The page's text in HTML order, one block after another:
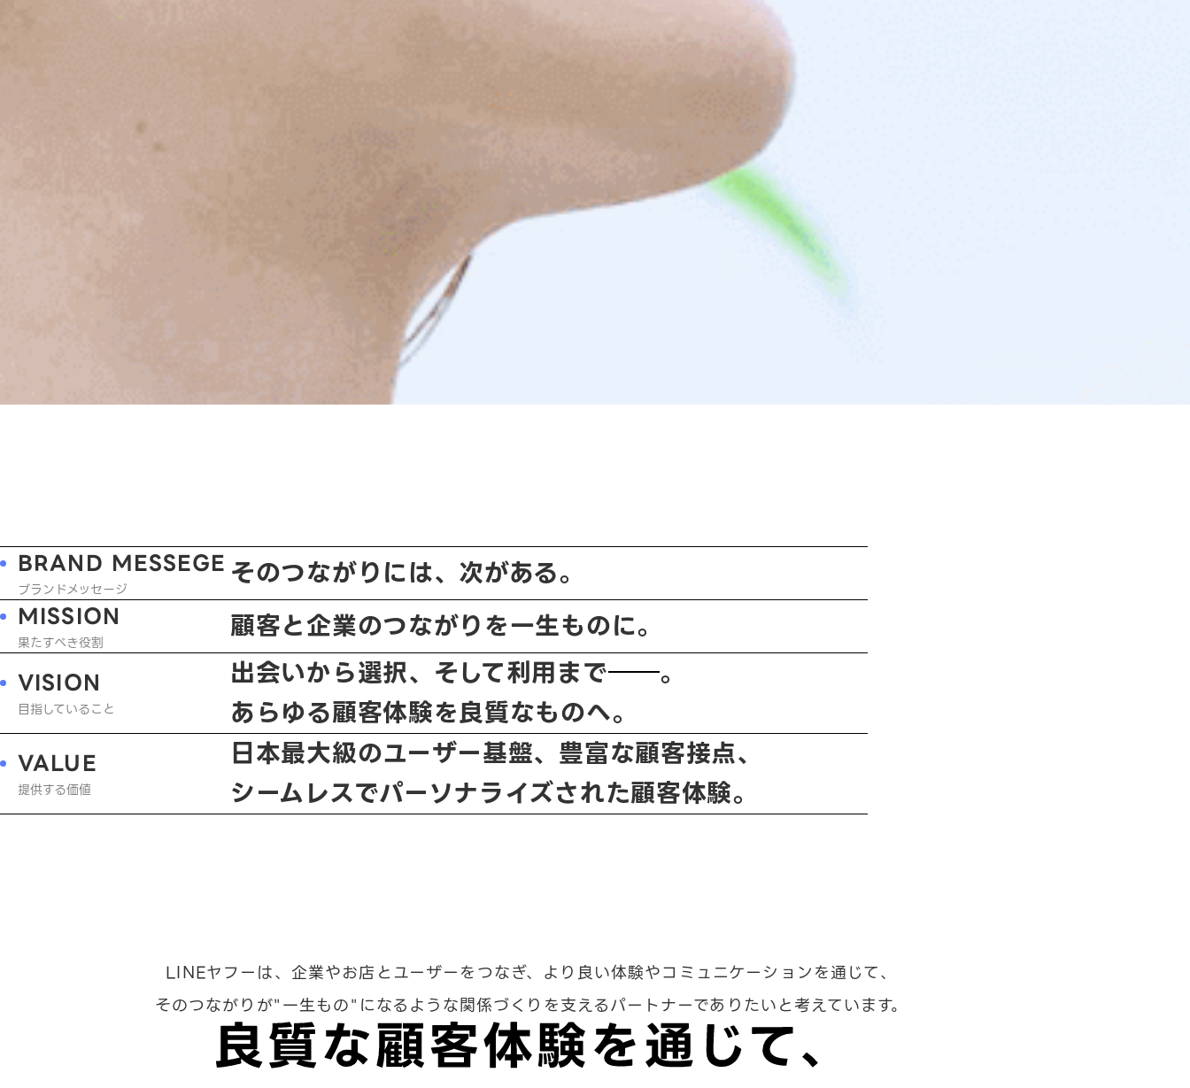
BRAND MESSEGE
ブランドメッセージ そのつながりには、 次がある。
MISSION
果たすべき役割 顧客と企業のつながりを一生ものに。
VISION
目指していること
出会いから選択、そして利用まで
。
あらゆる顧客体験を良質なものへ。
VALUE
提供する価値
日本最大級のユーザー基盤、豊富な顧客接点、
シームレスでパーソナライズされた顧客体験。
LINEヤフーは、企業やお店とユーザーをつなぎ、より良い体験やコミュニケーションを通じて、
そのつながりが"一生もの"になるような関係づくりを支えるパートナーでありたいと考えています。